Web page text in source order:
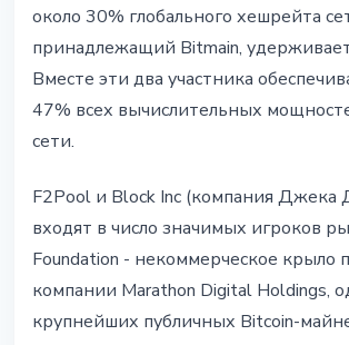
около 30% глобального хешрейта
принадлежащий Bitmain,
Вместе эти два участника
47% всех вычислительных
сети.
F2Pool и Block Inc (компания Джека
входят в число значимых игроков
Foundation - некоммерческое крыло
компании Marathon Digital Holdings,
крупнейших публичных Bitcoin-